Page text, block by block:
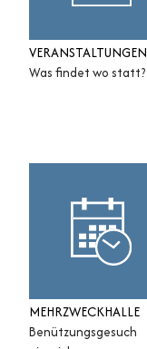
VERANSTALTUNGEN
Was findet wo statt?
MEHRZWECKHALLE
Benützungsgesuch